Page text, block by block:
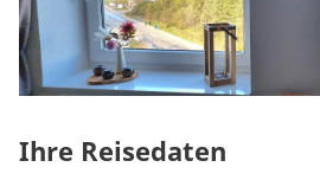
Ihre Reisedaten